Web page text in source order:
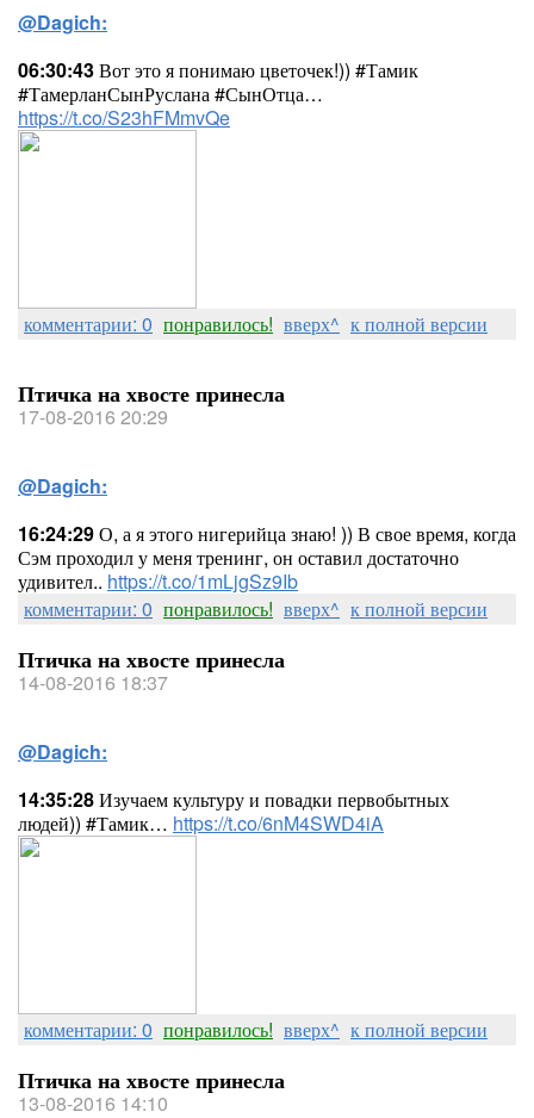
@Dagich:
06:30:43Вот это я понимаю цветочек!)) #Тамик
#ТамерланСынРуслана #СынОтца…
https://t.co/S23hFMmvQe
комментарии: 0 понравилось! вверх^ к полной версии
Птичка на хвосте принесла
17-08-2016 20:29
@Dagich:
16:24:29О, а я этого нигерийца знаю! )) В свое время, когда
Сэм проходил у меня тренинг, он оставил достаточно
удивител.. https://t.co/1mLjgSz9Ib
комментарии: 0 понравилось! вверх^ к полной версии
Птичка на хвосте принесла
14-08-2016 18:37
@Dagich:
14:35:28Изучаем культуру и повадки первобытных
людей)) #Тамик… https://t.co/6nM4SWD4iA
комментарии: 0 понравилось! вверх^ к полной версии
Птичка на хвосте принесла
13-08-2016 14:10